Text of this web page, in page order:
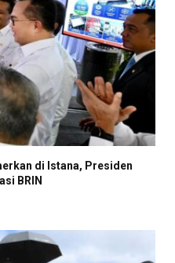
di Istana, Presiden
BRIN